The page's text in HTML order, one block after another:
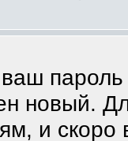
новый.
и